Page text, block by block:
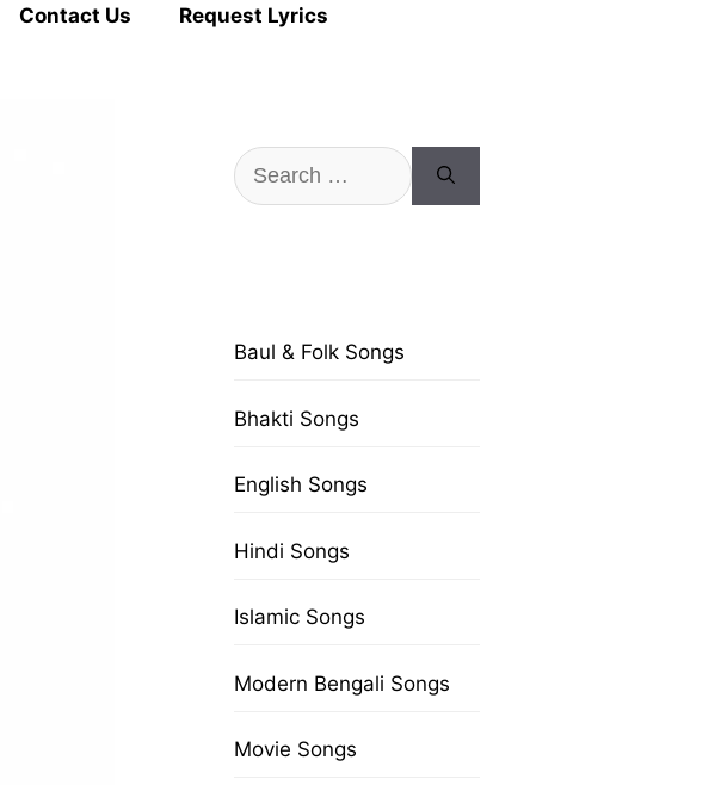
Contact Us Request Lyrics
Search
for:
Baul & Folk Songs
Bhakti Songs
English Songs
Hindi Songs
Islamic Songs
Modern Bengali Songs
Movie Songs